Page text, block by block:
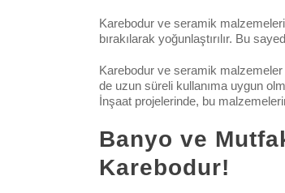
Karebodur ve seramik
bırakılarak yoğunlaştırılır. Bu
Karebodur ve seramik malzemeler
de uzun süreli kullanıma uygun
İnşaat projelerinde, bu
Banyo ve
Karebodur!